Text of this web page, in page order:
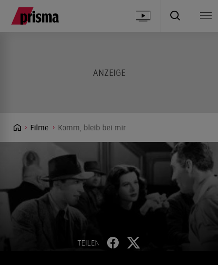
Filme Komm, bleib bei mir
TEILEN